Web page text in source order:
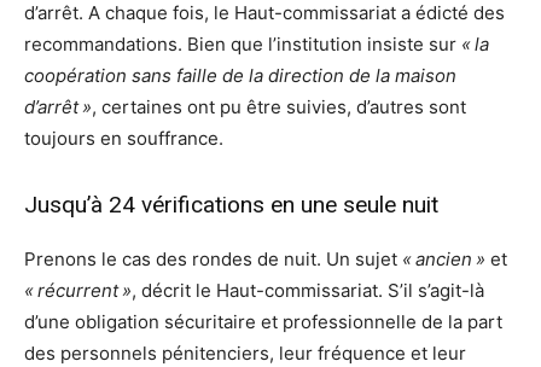
d’arrêt. A chaque fois, le Haut-commissariat a édicté des
recommandations. Bien que l’institution insiste sur « la
coopération sans faille de la direction de la maison
d’arrêt », certaines ont pu être suivies, d’autres sont
toujours en souffrance.
Jusqu’à 24 vérifications en une seule nuit
Prenons le cas des rondes de nuit. Un sujet « ancien » et
« récurrent », décrit le Haut-commissariat. S’il s’agit-là
d’une obligation sécuritaire et professionnelle de la part
des personnels pénitenciers, leur fréquence et leur